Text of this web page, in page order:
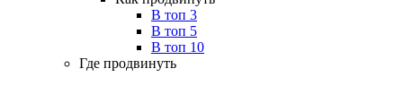
В топ 3
В топ 5
В топ 10
Где продвинуть